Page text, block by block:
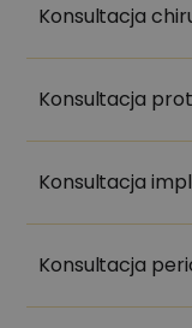
Konsultacja
Konsultacja
Konsultacja
Konsultacja